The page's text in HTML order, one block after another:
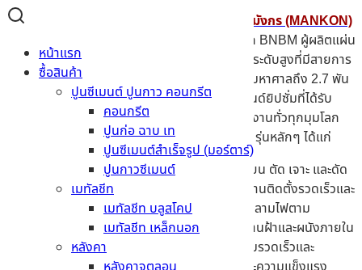
หน้าแรก
ซื้อสินค้า
ปูนซีเมนต์ ปูนกาว คอนกรีต
คอนกรีต
ปูนก่อ ฉาบ เท
ปูนซีเมนต์สำเร็จรูป (มอร์ตาร์)
ปูนกาวซีเมนต์
เมทัลชีท
เมทัลชีท บลูสโคป
เมทัลชีท เหล็กนอก
หลังคา
ที่MTCement
ยิปซั่มบอร์ด ตรามังกร (MANKON)
ผู้นำด้านวัสดุก่อสร้างระดับสากลที่มีต้นกำเนิดจาก BNBM ผู้ผลิตแผ่น
ยิปซั่มรายใหญ่ที่สุดในโลก ด้วยศักยภาพการผลิตระดับสูงที่มีสายการ
ผลิตมากกว่า 70 แห่งทั่วโลก และมีกำลังการผลิตมหาศาลถึง 2.7 พัน
ล้านตารางเมตรต่อปี ทำให้มังกร ก้าวขึ้นเป็นแบรนด์ยิปซั่มที่ได้รับ
ความไว้วางใจสูงสุดทั้งในระดับประเทศ และการใช้งานทั่วทุกมุมโลก
โดยรุ่นที่น่าสนใจของยิปซั่มบอร์ดแบรนด์นี้ จะมี 4 รุ่นหลักๆ ได้แก่
แผ่นยิปซั่มมาตรฐาน– เน้นความเรียบเนียน ตัด เจาะ และดัด
โค้งได้ง่ายด้วยเครื่องมือช่างทั่วไป ช่วยให้งานติดตั้งรวดเร็วและ
สวยงาม เป็นวัสดุฉนวนกันความร้อนและไม่ลามไฟตาม
มาตรฐาน มอก. 219-2566 เหมาะสำหรับงานฝ้าและผนังภายใน
ทั่วไป ตอบโจทย์การตกแต่งที่ต้องการความรวดเร็วและ